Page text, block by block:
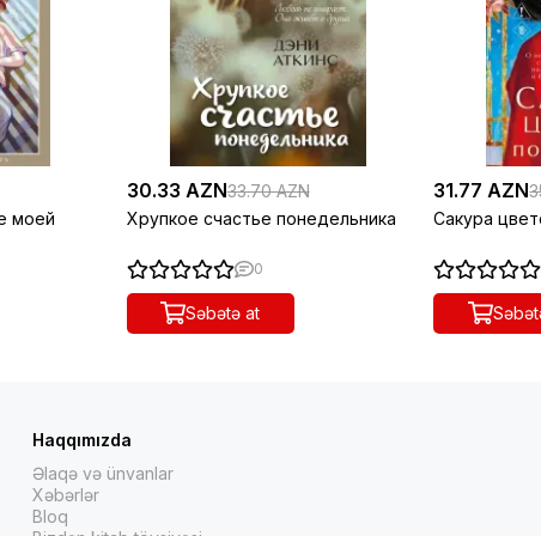
моей
30.33 AZN33.70 AZN
Хрупкое счастье понедельника
0
Səbətə at
31.77 AZN
Сакура
Haqqımızda
Əlaqə və ünvanlar
Xəbərlər
Bloq